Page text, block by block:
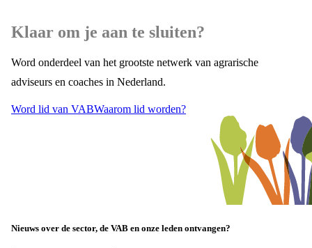
Klaar om je aan te sluiten?
Word onderdeel van het grootste netwerk van agrarische
adviseurs en coaches in Nederland.
Word lid van VABWaarom lid worden?
Nieuws over de sector, de VAB en onze leden ontvangen?